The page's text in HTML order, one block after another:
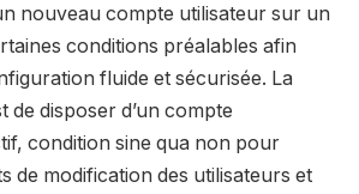
nouveau compte utilisateur sur un
conditions préalables afin
fluide et sécurisée. La
de disposer d’un compte
condition sine qua non pour
de modification des utilisateurs et